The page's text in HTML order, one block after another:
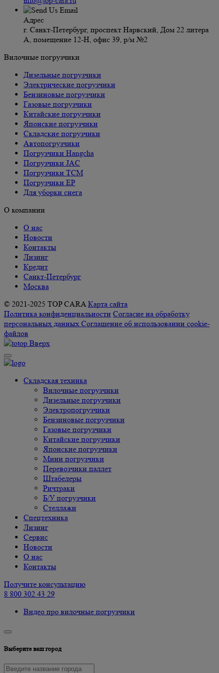
Адрес
г. Санкт-Петербург, проспект Нарвский, Дом 22 литера
А, помещение 12-Н, офис 39, р/м №2
Вилочные погрузчики
Дизельные погрузчики
Электрические погрузчики
Бензиновые погрузчики
Газовые погрузчики
Китайские погрузчики
Японские погрузчики
Складские погрузчики
Автопогрузчики
Погрузчики Hangcha
Погрузчики JAC
Погрузчики TCM
Погрузчики EP
Для уборки снега
О компании
О нас
Новости
Контакты
Лизинг
Кредит
Санкт-Петербург
Москва
© 2021-2025 TOP CARA Карта сайта
Политика конфиденциальности Согласие на обработку
персональных данных Соглашение об использовании cookie-
файлов
Вверх
Складская техника
Вилочные погрузчики
Дизельные погрузчики
Электропогрузчики
Бензиновые погрузчики
Газовые погрузчики
Китайские погрузчики
Японские погрузчики
Мини погрузчики
Перевозчики паллет
Штабелеры
Ричтраки
Б/У погрузчики
Cтеллажи
Спецтехника
Лизинг
Сервис
Новости
О нас
Контакты
Получите консультацию
8 800 302 43 29
Видео про вилочные погрузчики
Выберите ваш город